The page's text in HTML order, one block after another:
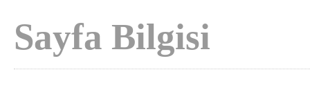
Sayfa Bilgisi